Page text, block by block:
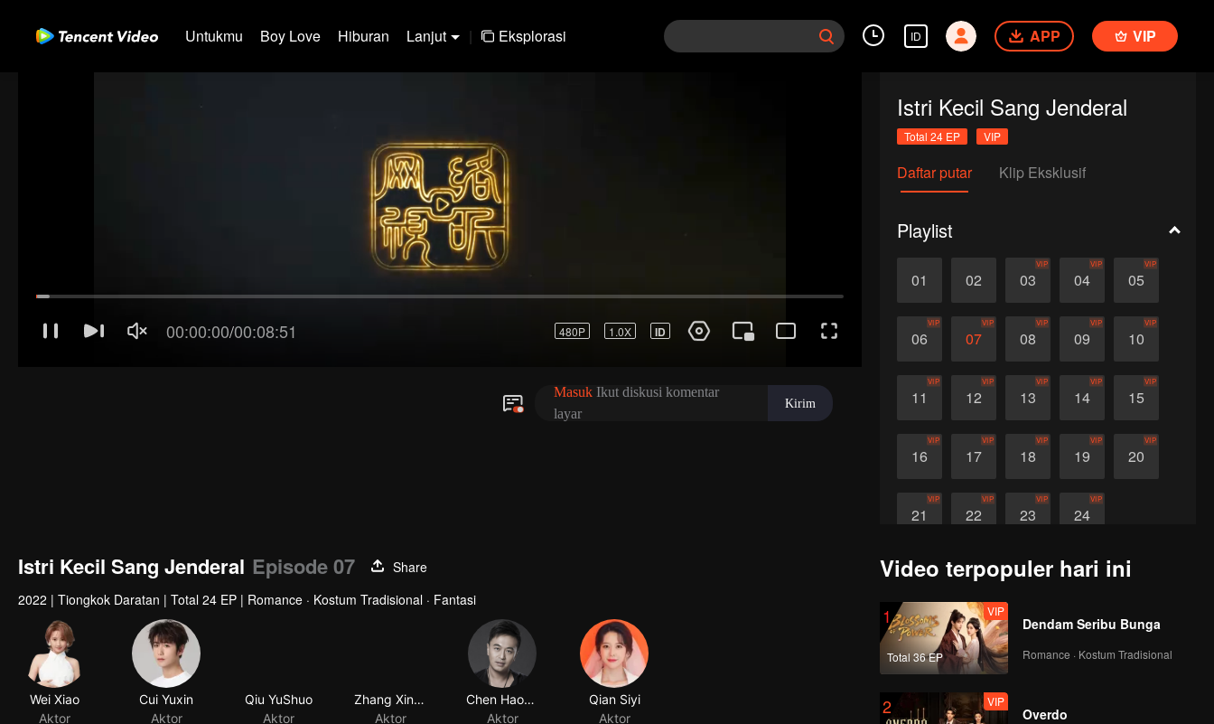
Untukmu Boy Love Hiburan Lanjut | Eksplorasi ID APP VIP
Istri Kecil Sang Jenderal
Total 24 EP VIP
Daftar putar Klip Eksklusif
Playlist
01 02 03
VIP
04
VIP
05
VIP
06
VIP
07
VIP
08
VIP
09
VIP
10
VIP
11
VIP
12
VIP
13
VIP
14
VIP
15
VIP
16
VIP
17
VIP
18
VIP
19
VIP
20
VIP
21
VIP
22
VIP
23
VIP
24
VIP
Istri Kecil Sang Jenderal Episode 07
Share
2022 | Tiongkok Daratan | Total 24 EP | Romance · Kostum Tradisional · Fantasi
Video terpopuler hari ini
1
Total 36 EP
VIP
Dendam Seribu Bunga
Romance · Kostum Tradisional
2 VIP
Overdo